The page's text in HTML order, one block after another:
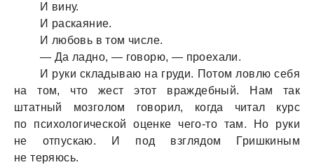
И вину.
И раскаяние.
И любовь в том числе.
— Да ладно, — говорю, — проехали.
И руки складываю на груди. Потом ловлю себя
на том, что жест этот враждебный. Нам так
штатный мозголом говорил, когда читал курс
по психологической оценке чего-то там. Но руки
не отпускаю. И под взглядом Гришкиным
не теряюсь.